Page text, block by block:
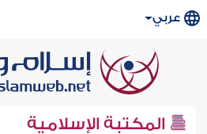
عربي
المكتبة الإسلامية